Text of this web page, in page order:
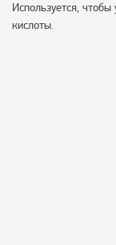
Используется,
кислоты.